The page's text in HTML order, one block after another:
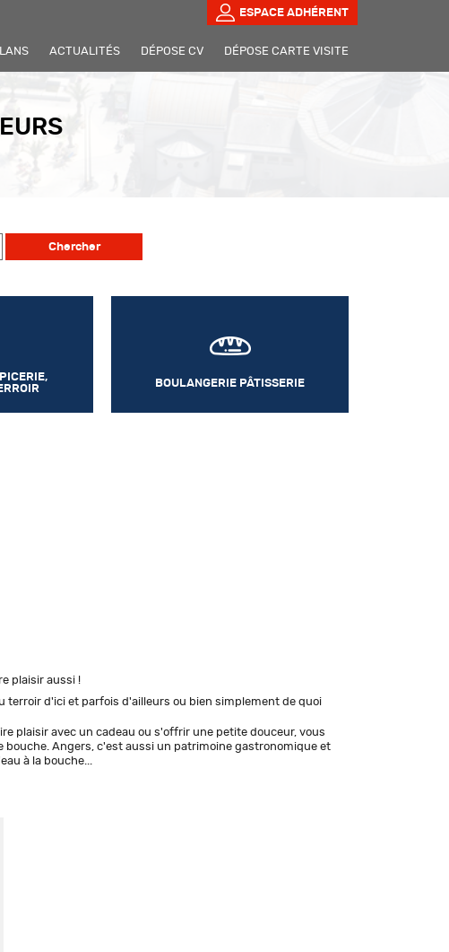
ESPACE ADHÉRENT
ACTUALITÉS DÉPOSE CV DÉPOSE CARTE VISITE
BOULANGERIE PÂTISSERIE
plaisir aussi !
terroir d'ici et parfois d'ailleurs ou bien simplement de quoi
plaisir avec un cadeau ou s'offrir une petite douceur, vous
Angers, c'est aussi un patrimoine gastronomique et
à la bouche...